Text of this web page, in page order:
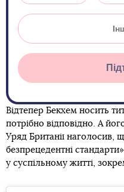
Відтепер Бекхем носить
потрібно відповідно. А
Уряд Британії наголосив,
безпрецедентні
у суспільному житті,